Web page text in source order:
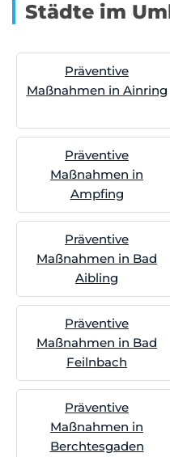
Städte im
Präventive
Maßnahmen in Ainring
Präventive
Maßnahmen in
Ampfing
Präventive
Maßnahmen in Bad
Aibling
Präventive
Maßnahmen in Bad
Feilnbach
Präventive
Maßnahmen in
Berchtesgaden